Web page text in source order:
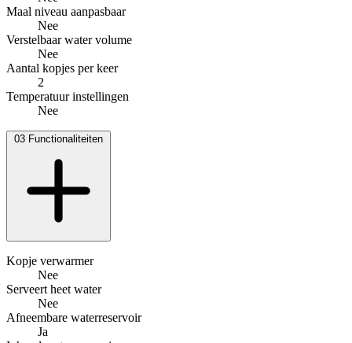
Maal niveau aanpasbaar
Nee
Verstelbaar water volume
Nee
Aantal kopjes per keer
2
Temperatuur instellingen
Nee
03 Functionaliteiten
Kopje verwarmer
Nee
Serveert heet water
Nee
Afneembare waterreservoir
Ja